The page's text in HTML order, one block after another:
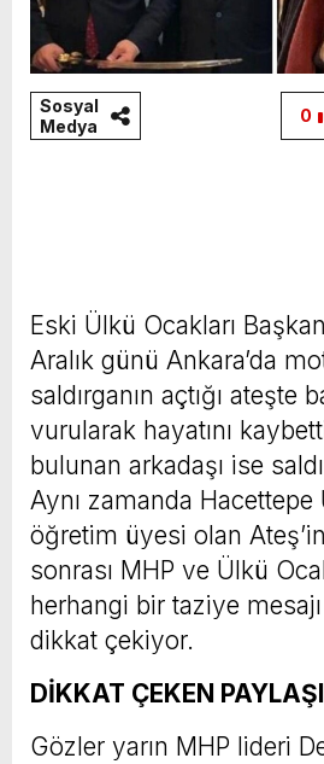
Sosyal
Medya
0
Eski Ülkü Ocakları
Aralık günü Ankara’da
saldırganın açtığı ateşte
vurularak hayatını
bulunan arkadaşı ise
Aynı zamanda Hacettepe
öğretim üyesi olan
sonrası MHP ve Ülkü
herhangi bir taziye
dikkat çekiyor.
DİKKAT ÇEKEN
Gözler yarın MHP lideri